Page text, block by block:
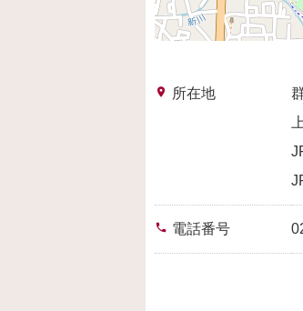
place 所在地
phone 電話番号